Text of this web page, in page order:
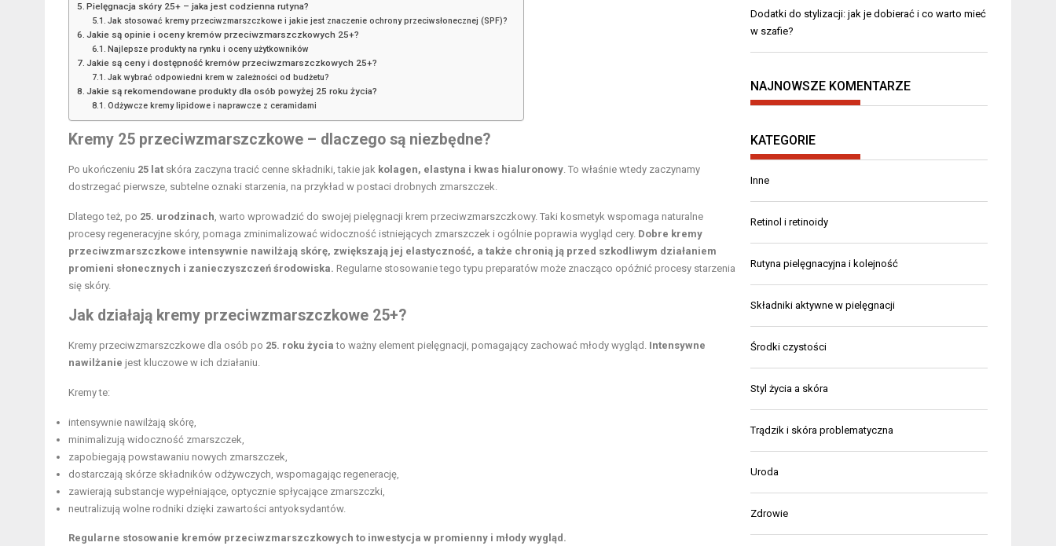
Pielęgnacja skóry 25+ – jaka jest codzienna rutyna?
Jak stosować kremy przeciwzmarszczkowe i jakie jest znaczenie ochrony przeciwsłonecznej (SPF)?
Jakie są opinie i oceny kremów przeciwzmarszczkowych 25+?
Najlepsze produkty na rynku i oceny użytkowników
Jakie są ceny i dostępność kremów przeciwzmarszczkowych 25+?
Jak wybrać odpowiedni krem w zależności od budżetu?
Jakie są rekomendowane produkty dla osób powyżej 25 roku życia?
Odżywcze kremy lipidowe i naprawcze z ceramidami
Kremy 25 przeciwzmarszczkowe – dlaczego są niezbędne?
Po ukończeniu 25 lat skóra zaczyna tracić cenne składniki, takie jak kolagen, elastyna i kwas hialuronowy. To właśnie wtedy zaczynamy
dostrzegać pierwsze, subtelne oznaki starzenia, na przykład w postaci drobnych zmarszczek.
Dlatego też, po 25. urodzinach, warto wprowadzić do swojej pielęgnacji krem przeciwzmarszczkowy. Taki kosmetyk wspomaga naturalne
procesy regeneracyjne skóry, pomaga zminimalizować widoczność istniejących zmarszczek i ogólnie poprawia wygląd cery. Dobre kremy
przeciwzmarszczkowe intensywnie nawilżają skórę, zwiększają jej elastyczność, a także chronią ją przed szkodliwym działaniem
promieni słonecznych i zanieczyszczeń środowiska. Regularne stosowanie tego typu preparatów może znacząco opóźnić procesy starzenia
się skóry.
Jak działają kremy przeciwzmarszczkowe 25+?
Kremy przeciwzmarszczkowe dla osób po 25. roku życia to ważny element pielęgnacji, pomagający zachować młody wygląd. Intensywne
nawilżanie jest kluczowe w ich działaniu.
Kremy te:
intensywnie nawilżają skórę,
minimalizują widoczność zmarszczek,
zapobiegają powstawaniu nowych zmarszczek,
dostarczają skórze składników odżywczych, wspomagając regenerację,
zawierają substancje wypełniające, optycznie spłycające zmarszczki,
neutralizują wolne rodniki dzięki zawartości antyoksydantów.
Regularne stosowanie kremów przeciwzmarszczkowych to inwestycja w promienny i młody wygląd.
Dodatki do stylizacji: jak je dobierać i co warto mieć
w szafie?
NAJNOWSZE KOMENTARZE
KATEGORIE
Inne
Retinol i retinoidy
Rutyna pielęgnacyjna i kolejność
Składniki aktywne w pielęgnacji
Środki czystości
Styl życia a skóra
Trądzik i skóra problematyczna
Uroda
Zdrowie